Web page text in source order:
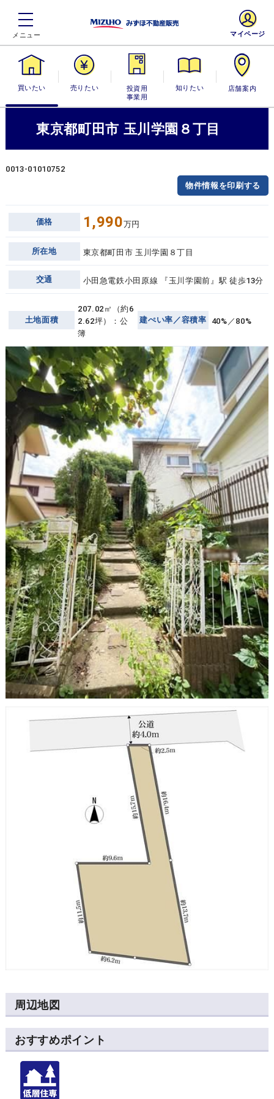
買いたい 売りたい
投資用・事業
用
知りたい 店舗案内
マイページ
東京都町田市 玉川学園８丁目
0013-01010752
物件情報を印刷する
価格 1,990万円
所在地 東京都町田市 玉川学園８丁目
交通 小田急電鉄小田原線 『玉川学園前』駅 徒歩13分
土地面積
207.02㎡（約6
2.62坪）：公
簿
建ぺい率／容積率 40%／80%
周辺地図
おすすめポイント